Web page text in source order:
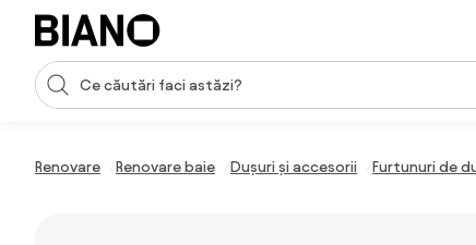
Sari peste navigare, accesează conținutul
Introducerea căutării
Renovare Renovare baie Dușuri și accesorii Furtunuri de